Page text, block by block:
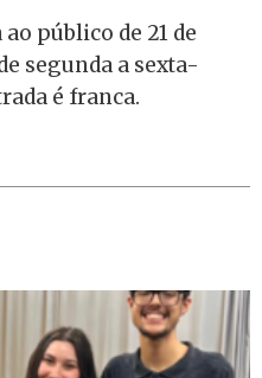
público de 21 de
segunda a sexta-
é franca.